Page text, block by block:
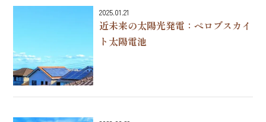
近未来の太陽光発電：ペロブスカイ
ト太陽電池
2025.01.21